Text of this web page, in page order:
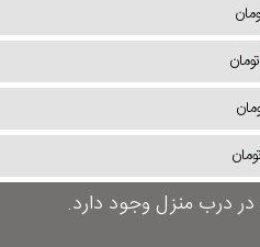
تومان
تومان
درب منزل وجود دارد.